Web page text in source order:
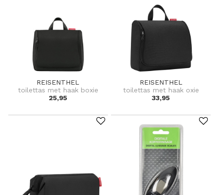
REISENTHEL
toilettas met haak boxie
25,95
REISENTHEL
toilettas met haak oxie
33,95